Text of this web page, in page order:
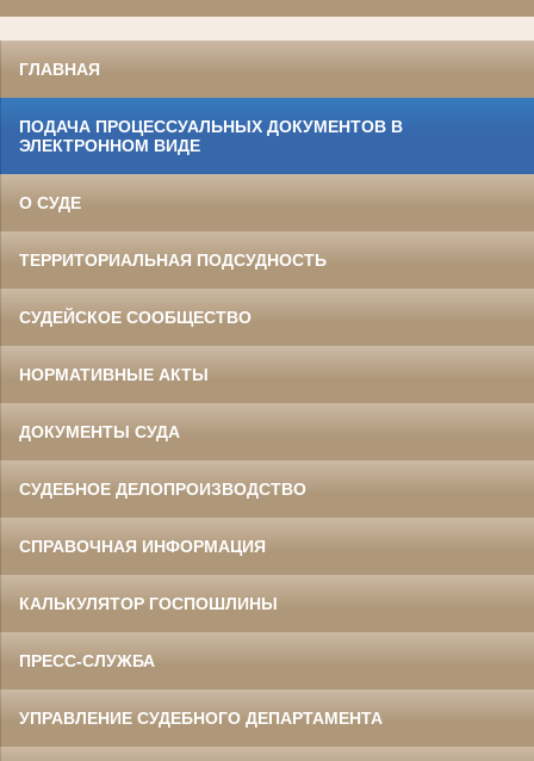
ГЛАВНАЯ
ПОДАЧА ПРОЦЕССУАЛЬНЫХ ДОКУМЕНТОВ В
ЭЛЕКТРОННОМ ВИДЕ
О СУДЕ
ТЕРРИТОРИАЛЬНАЯ ПОДСУДНОСТЬ
СУДЕЙСКОЕ СООБЩЕСТВО
НОРМАТИВНЫЕ АКТЫ
ДОКУМЕНТЫ СУДА
СУДЕБНОЕ ДЕЛОПРОИЗВОДСТВО
СПРАВОЧНАЯ ИНФОРМАЦИЯ
КАЛЬКУЛЯТОР ГОСПОШЛИНЫ
ПРЕСС-СЛУЖБА
УПРАВЛЕНИЕ СУДЕБНОГО ДЕПАРТАМЕНТА